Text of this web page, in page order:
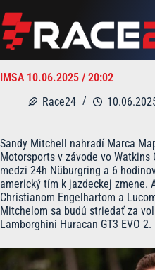
to
content
IMSA 10.06.2025 / 20:02
Race24
Sandy Mitchell nahradí Marca
Motorsports v závode vo
medzi 24h Nüburgring a 6
americký tím k jazdeckej zmene.
Christianom Engelhartom a
Mitchelom sa budú striedať za
Lamborghini Huracan GT3 EVO 2.